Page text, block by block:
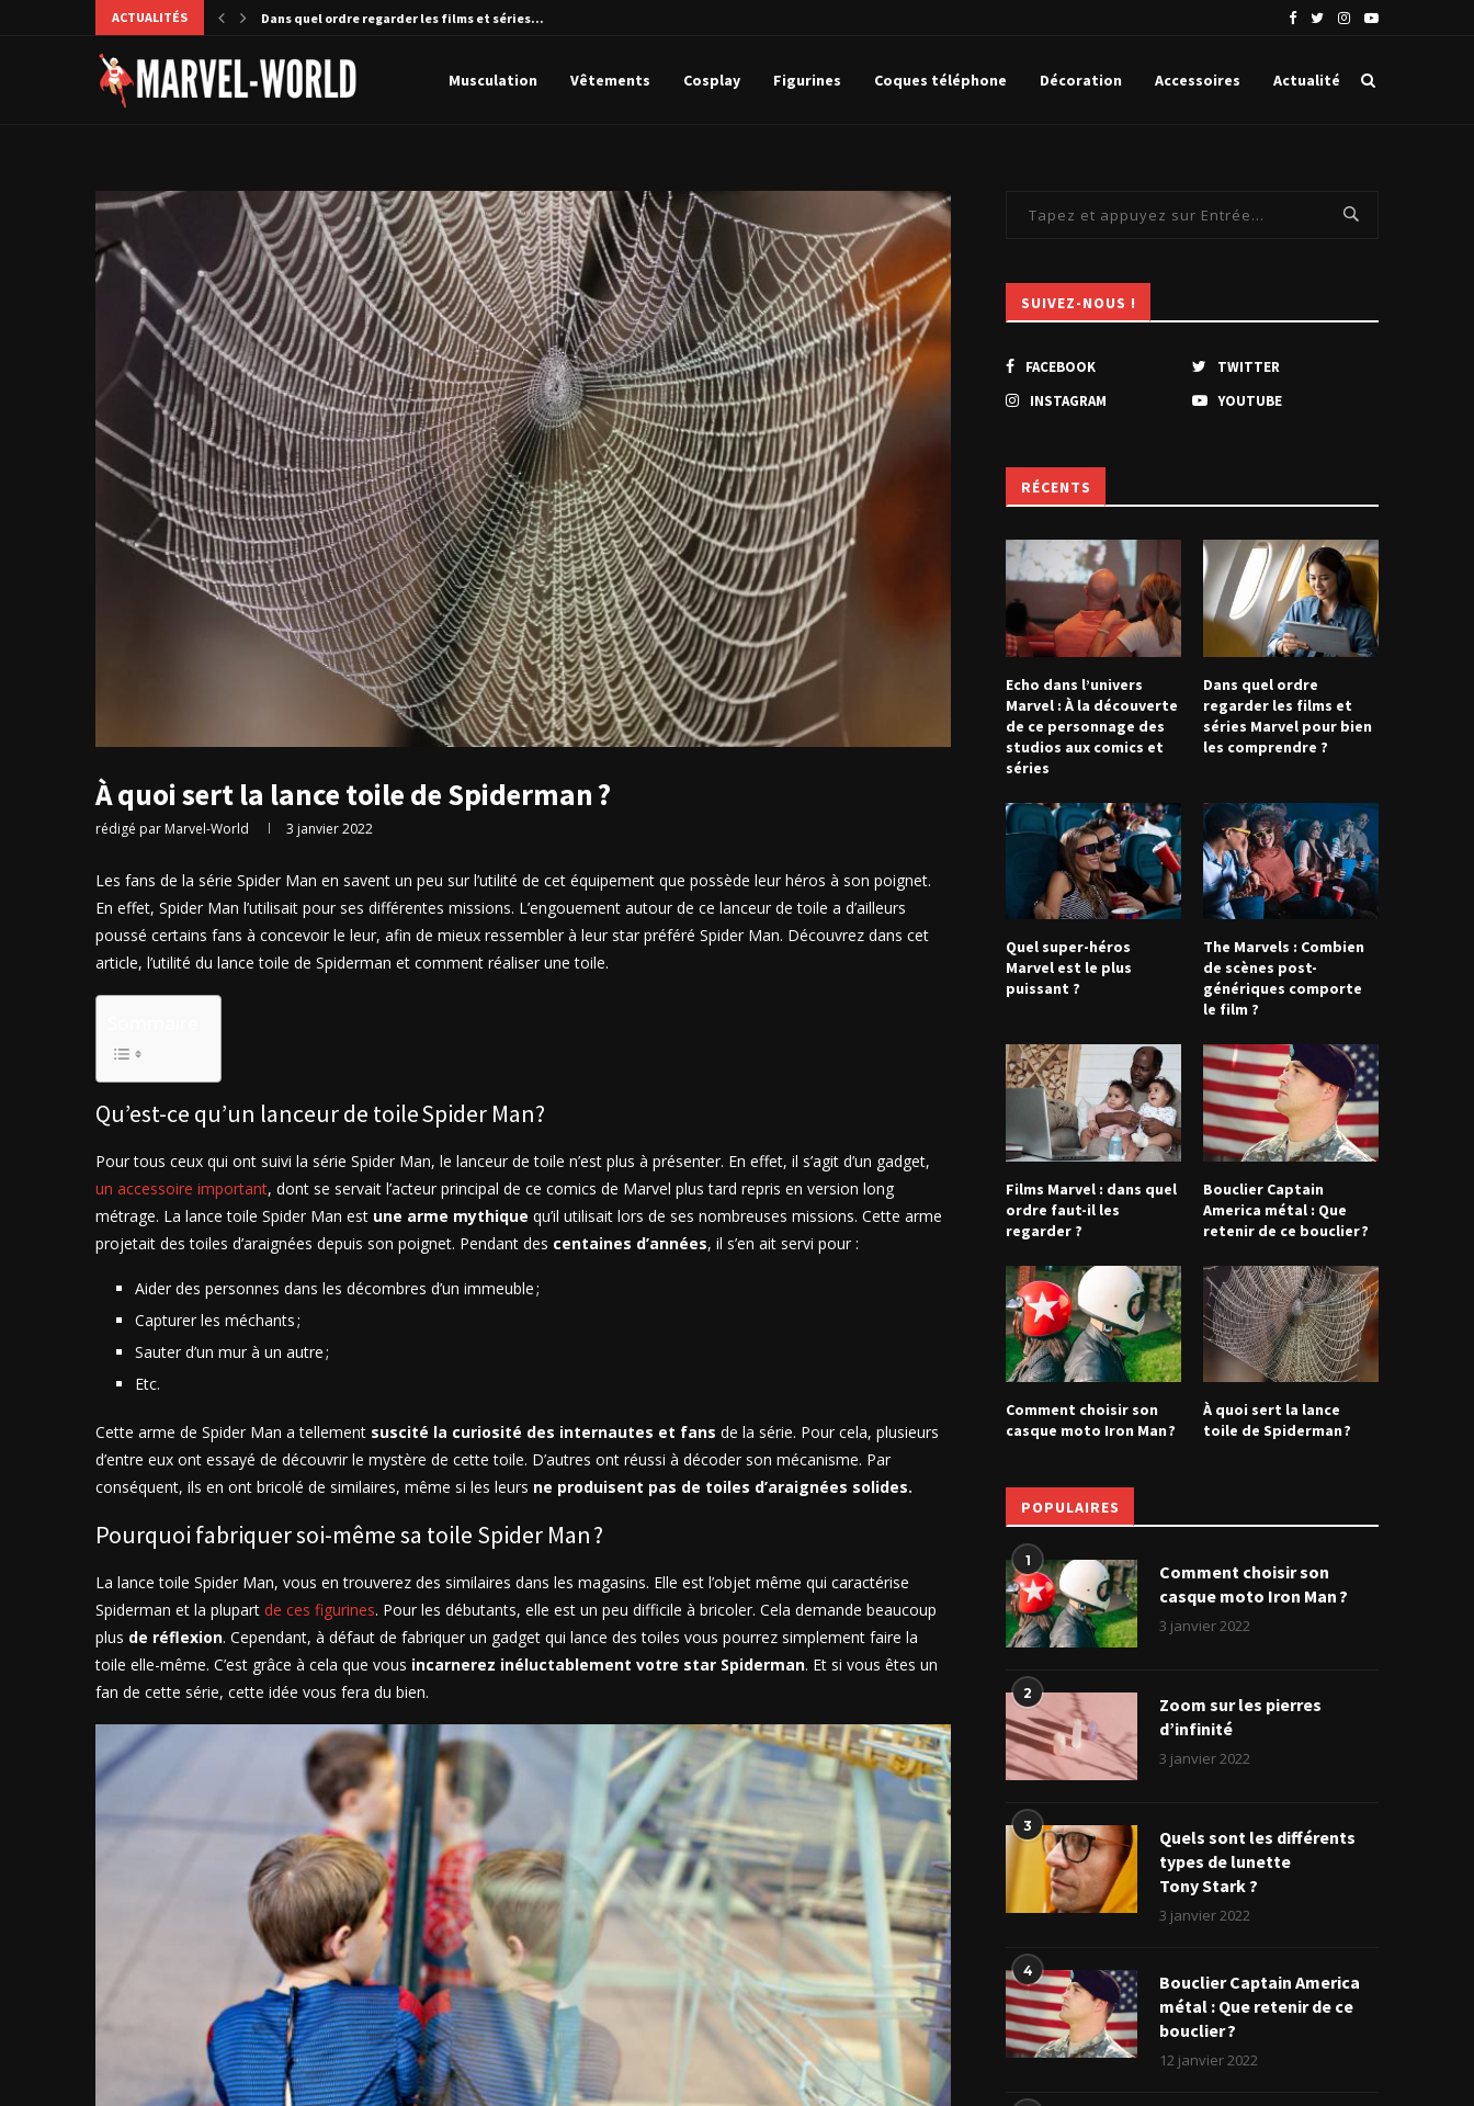
ACTUALITÉS Quel super-héros Marvel est le plus puissant ? Films Marvel : dans quel ordre faut-il les...
Musculation Vêtements Cosplay Figurines Coques téléphone Décoration Accessoires Actualité
À quoi sert la lance toile de Spiderman ?
rédigé par Marvel-World 3 janvier 2022
Les fans de la série Spider Man en savent un peu sur l’utilité de cet équipement que possède leur héros à son poignet.
En effet, Spider Man l’utilisait pour ses différentes missions. L’engouement autour de ce lanceur de toile a d’ailleurs
poussé certains fans à concevoir le leur, afin de mieux ressembler à leur star préféré Spider Man. Découvrez dans cet
article, l’utilité du lance toile de Spiderman et comment réaliser une toile.
Qu’est-ce qu’un lanceur de toile Spider Man?
Pour tous ceux qui ont suivi la série Spider Man, le lanceur de toile n’est plus à présenter. En effet, il s’agit d’un gadget,
un accessoire important, dont se servait l’acteur principal de ce comics de Marvel plus tard repris en version long
métrage. La lance toile Spider Man est une arme mythique qu’il utilisait lors de ses nombreuses missions. Cette arme
projetait des toiles d’araignées depuis son poignet. Pendant des centaines d’années, il s’en ait servi pour :
Aider des personnes dans les décombres d’un immeuble ;
Capturer les méchants ;
Sauter d’un mur à un autre ;
Etc.
Cette arme de Spider Man a tellement suscité la curiosité des internautes et fans de la série. Pour cela, plusieurs
d’entre eux ont essayé de découvrir le mystère de cette toile. D’autres ont réussi à décoder son mécanisme. Par
conséquent, ils en ont bricolé de similaires, même si les leurs ne produisent pas de toiles d’araignées solides.
Pourquoi fabriquer soi-même sa toile Spider Man ?
La lance toile Spider Man, vous en trouverez des similaires dans les magasins. Elle est l’objet même qui caractérise
Spiderman et la plupart de ces figurines. Pour les débutants, elle est un peu difficile à bricoler. Cela demande beaucoup
plus de réflexion. Cependant, à défaut de fabriquer un gadget qui lance des toiles vous pourrez simplement faire la
toile elle-même. C’est grâce à cela que vous incarnerez inéluctablement votre star Spiderman. Et si vous êtes un
fan de cette série, cette idée vous fera du bien.
SUIVEZ-NOUS !
FACEBOOK
TWITTER
INSTAGRAM
YOUTUBE
RÉCENTS
Echo dans l’univers
Marvel : À la découverte
de ce personnage des
studios aux comics et
séries
Dans quel ordre
regarder les films et
séries Marvel pour bien
les comprendre ?
Quel super-héros
Marvel est le plus
puissant ?
The Marvels : Combien
de scènes post-
génériques comporte
le film ?
Films Marvel : dans quel
ordre faut-il les
regarder ?
Bouclier Captain
America métal : Que
retenir de ce bouclier ?
Comment choisir son
casque moto Iron Man ?
À quoi sert la lance
toile de Spiderman ?
POPULAIRES
1
Comment choisir son
casque moto Iron Man ?
3 janvier 2022
2
Zoom sur les pierres
d’infinité
3 janvier 2022
3
Quels sont les différents
types de lunette
Tony Stark ?
3 janvier 2022
4
Bouclier Captain America
métal : Que retenir de ce
bouclier ?
12 janvier 2022